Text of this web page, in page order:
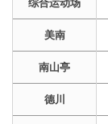
综合运动场
美南
南山亭
德川